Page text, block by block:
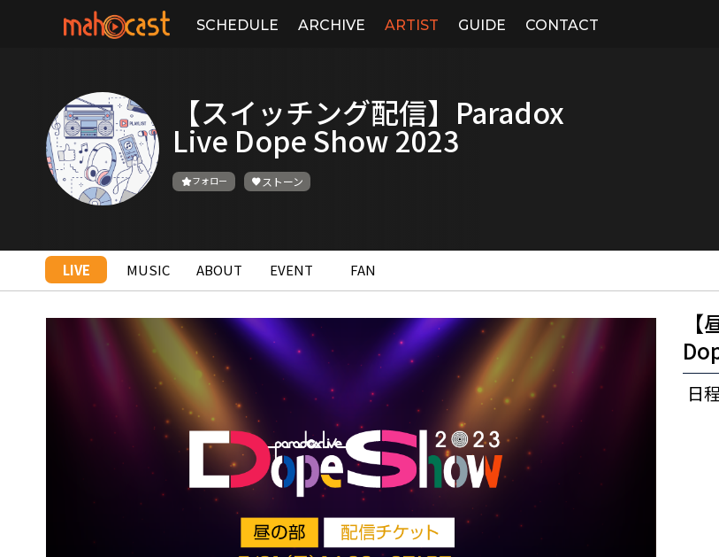
SCHEDULE ARCHIVE ARTIST GUIDE CONTACT
【スイッチング配信】Paradox
Live Dope Show 2023
フォロー ストーン
LIVE MUSIC ABOUT EVENT FAN
日